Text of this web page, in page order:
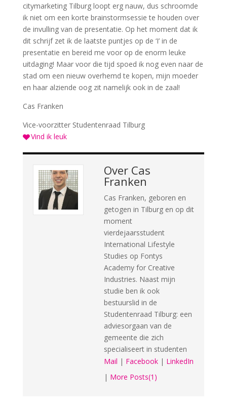
citymarketing Tilburg loopt erg nauw, dus schroomde
ik niet om een korte brainstormsessie te houden over
de invulling van de presentatie. Op het moment dat ik
dit schrijf zet ik de laatste puntjes op de ‘I’ in de
presentatie en bereid me voor op de enorm leuke
uitdaging! Maar voor die tijd spoed ik nog even naar de
stad om een nieuw overhemd te kopen, mijn moeder
en haar alziende oog zit namelijk ook in de zaal!
Cas Franken
Vice-voorzitter Studentenraad Tilburg
Vind ik leuk
Over Cas
Franken
Cas Franken, geboren en
getogen in Tilburg en op dit
moment
vierdejaarsstudent
International Lifestyle
Studies op Fontys
Academy for Creative
Industries. Naast mijn
studie ben ik ook
bestuurslid in de
Studentenraad Tilburg: een
adviesorgaan van de
gemeente die zich
specialiseert in studenten
Mail | Facebook| LinkedIn
| More Posts(1)